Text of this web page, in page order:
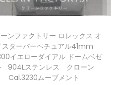
ンファクトリー ロレックス オ
スターパーペチュアル41mm
イエローダイアル ドームベゼ
904Lステンレス クローン
Cal.3230ムーブメント